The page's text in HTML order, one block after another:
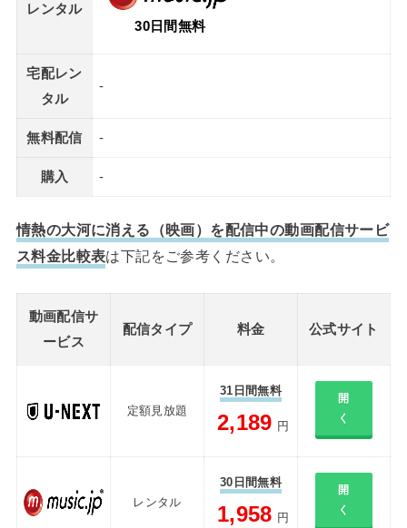
レンタル
30日間無料
宅配レン
タル
-
無料配信 -
購入 -
情熱の大河に消える（映画）を配信中の動画配信サービ
ス料金比較表は下記をご参考ください。
動画配信サ
ービス
配信タイプ 料金 公式サイト
定額見放題
31日間無料
2,189 円
開
く
レンタル
30日間無料
1,958 円
開
く